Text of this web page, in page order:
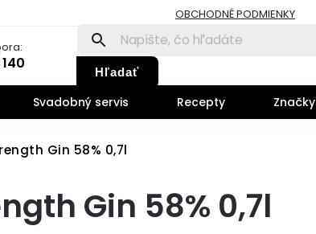
OBCHODNÉ PODMIENKY
Hľadať
Svadobný servis Recepty Značky
Gin 58% 0,7l
Gin 58% 0,7l